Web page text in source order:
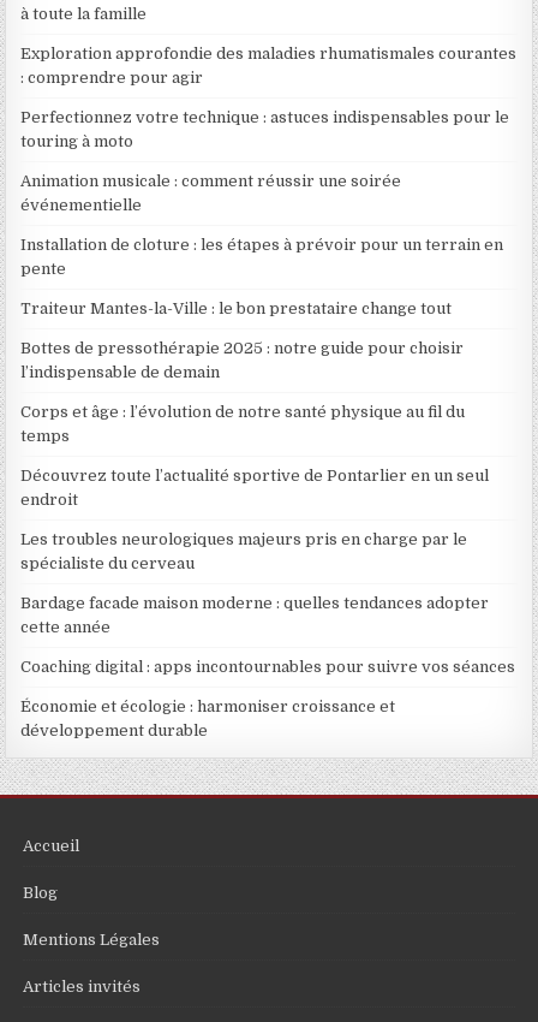
à toute la famille
Exploration approfondie des maladies rhumatismales courantes
: comprendre pour agir
Perfectionnez votre technique : astuces indispensables pour le
touring à moto
Animation musicale : comment réussir une soirée
événementielle
Installation de cloture : les étapes à prévoir pour un terrain en
pente
Traiteur Mantes-la-Ville : le bon prestataire change tout
Bottes de pressothérapie 2025 : notre guide pour choisir
l’indispensable de demain
Corps et âge : l’évolution de notre santé physique au fil du
temps
Découvrez toute l’actualité sportive de Pontarlier en un seul
endroit
Les troubles neurologiques majeurs pris en charge par le
spécialiste du cerveau
Bardage facade maison moderne : quelles tendances adopter
cette année
Coaching digital : apps incontournables pour suivre vos séances
Économie et écologie : harmoniser croissance et
développement durable
Accueil
Blog
Mentions Légales
Articles invités